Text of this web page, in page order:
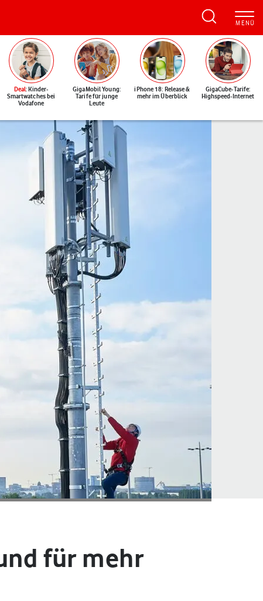
Deal: Kinder-
Smartwatches bei
Vodafone
GigaMobil Young:
Tarife für junge
Leute
iPhone 18: Release &
mehr im Überblick
GigaCube-Tarife:
Highspeed-Internet
für mehr